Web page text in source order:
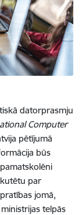
datorprasmju
Computer
pētījumā
būs
par
jomā,
telpās